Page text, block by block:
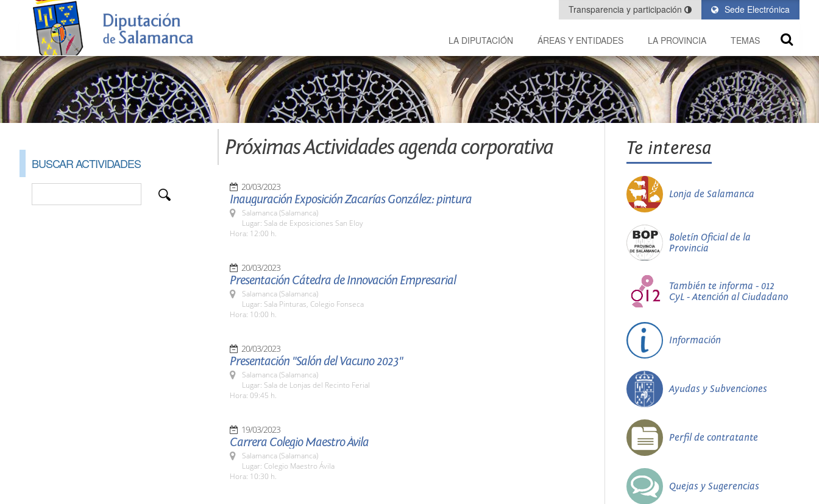
Sede Electrónica
Transparencia y participación
LA DIPUTACIÓN ÁREAS Y ENTIDADES LA PROVINCIA TEMAS
BUSCAR ACTIVIDADES
Próximas Actividades agenda corporativa
20/03/2023
Inauguración Exposición Zacarías González: pintura
Salamanca (Salamanca)
Lugar: Sala de Exposiciones San Eloy
Hora: 12:00 h.
20/03/2023
Presentación Cátedra de Innovación Empresarial
Salamanca (Salamanca)
Lugar: Sala Pinturas, Colegio Fonseca
Hora: 10:00 h.
20/03/2023
Presentación "Salón del Vacuno 2023"
Salamanca (Salamanca)
Lugar: Sala de Lonjas del Recinto Ferial
Hora: 09:45 h.
19/03/2023
Carrera Colegio Maestro Ávila
Salamanca (Salamanca)
Lugar: Colegio Maestro Ávila
Hora: 10:30 h.
Te interesa
Lonja de Salamanca
Boletín Oficial de la
Provincia
También te informa - 012
CyL - Atención al Ciudadano
Información
Ayudas y Subvenciones
Perfil de contratante
Quejas y Sugerencias